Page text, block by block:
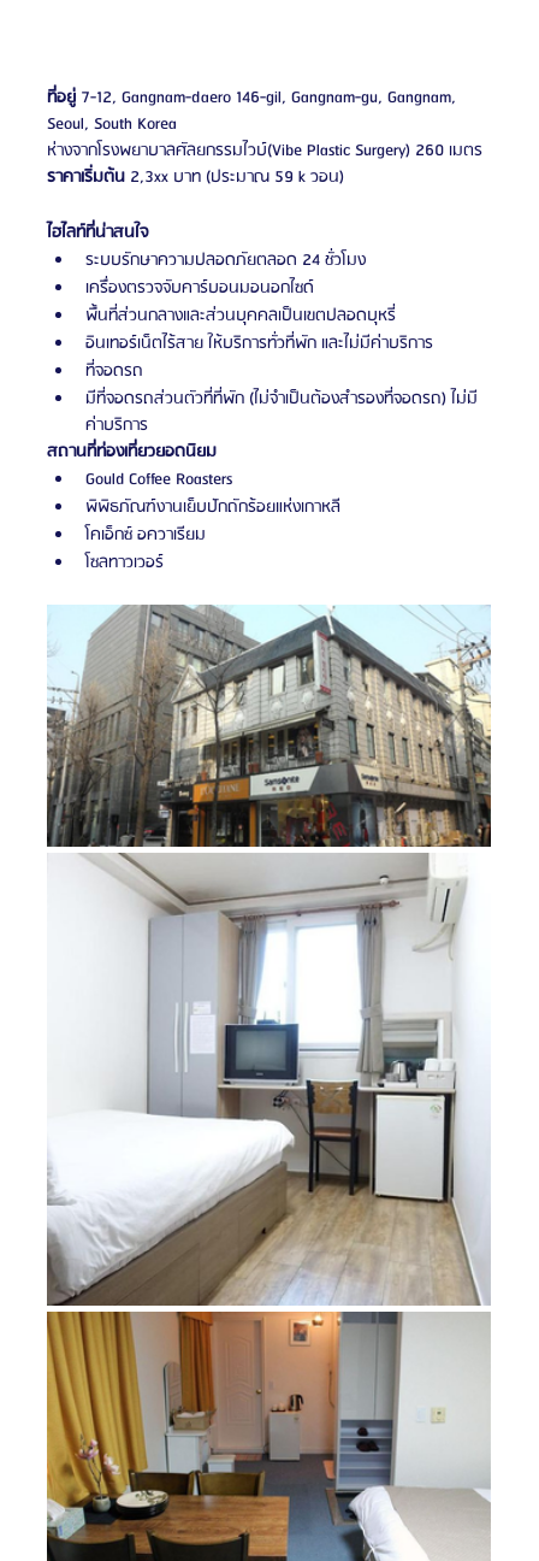
ที่อยู่ 7-12, Gangnam-daero 146-gil, Gangnam-gu, Gangnam,
Seoul, South Korea
ห่างจากโรงพยาบาลศัลยกรรมไวบ์(Vibe Plastic Surgery) 260 เมตร
ราคาเริ่มต้น 2,3xx บาท (ประมาณ 59 k วอน)
ไฮไลท์ที่น่าสนใจ
ระบบรักษาความปลอดภัยตลอด 24 ชั่วโมง
เครื่องตรวจจับคาร์บอนมอนอกไซด์
พื้นที่ส่วนกลางและส่วนบุคคลเป็นเขตปลอดบุหรี่
อินเทอร์เน็ตไร้สาย ให้บริการทั่วที่พัก และไม่มีค่าบริการ
ที่จอดรถ
มีที่จอดรถส่วนตัวที่ที่พัก (ไม่จำเป็นต้องสำรองที่จอดรถ) ไม่มี
ค่าบริการ
สถานที่ท่องเที่ยวยอดนิยม
Gould Coffee Roasters
พิพิธภัณฑ์งานเย็บปักถักร้อยแห่งเกาหลี
โคเอ็กซ์ อควาเรียม
โซลทาวเวอร์